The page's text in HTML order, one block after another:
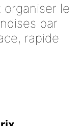
organiser le
par
rapide